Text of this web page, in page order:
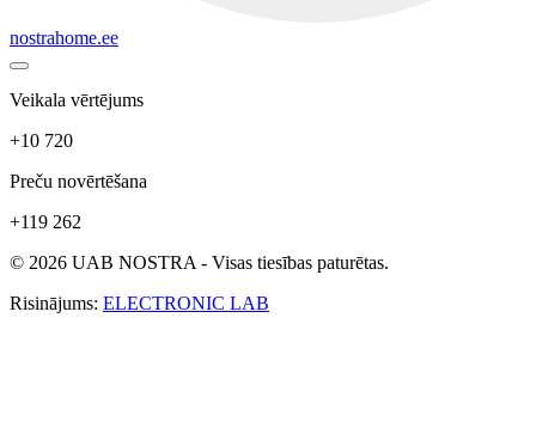
nostrahome.ee
Veikala vērtējums
+10 720
Preču novērtēšana
+119 262
© 2026 UAB NOSTRA - Visas tiesības paturētas.
Risinājums: ELECTRONIC LAB